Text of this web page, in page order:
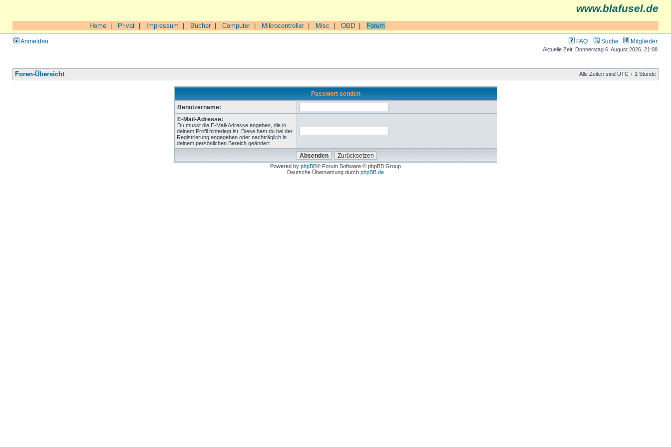
www.blafusel.de
Home Privat Impressum Bücher| Computer| Mikrocontroller| Misc OBD Forum
Anmelden FAQ Suche Mitglieder
Aktuelle Zeit: Donnerstag 6. August 2026, 21:08
Foren-Übersicht Alle Zeiten sind UTC + 1 Stunde
Passwort senden
Benutzername:
E-Mail-Adresse:
Du musst die E-Mail-Adresse angeben, die in
deinem Profil hinterlegt ist. Diese hast du bei der
Registrierung angegeben oder nachträglich in
deinem persönlichen Bereich geändert.
Powered by phpBB® Forum Software © phpBB Group
Deutsche Übersetzung durch phpBB.de